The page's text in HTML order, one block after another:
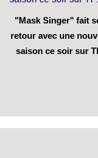
"Mask Singer" fait
retour avec une
saison ce soir sur